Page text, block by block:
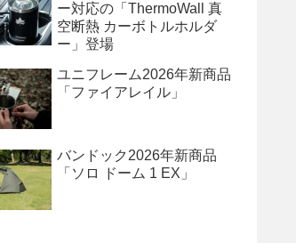
ー対応の「ThermoWall 真
空断熱 カーボトルホルダ
ー」登場
ユニフレーム2026年新商品
「ファイアレイル」
バンドック2026年新商品
「ソロ ドーム 1 EX」